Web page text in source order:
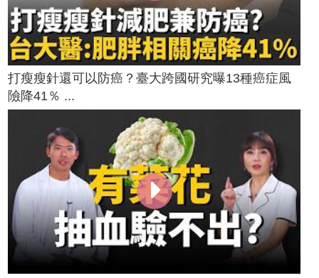
打瘦瘦針還可以防癌？臺大跨國研究曝13種癌症風
險降41％ ...